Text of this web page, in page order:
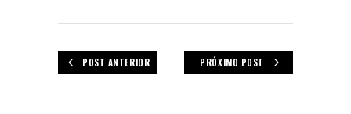
POST ANTERIOR PRÓXIMO POST